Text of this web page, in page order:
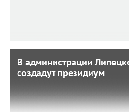
В администрации
создадут президиум
В администрации
12 декабря